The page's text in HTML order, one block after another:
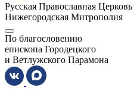
Русская Православная Церковь
Нижегородская Митрополия
По благословению
епископа Городецкого
и Ветлужского Парамона